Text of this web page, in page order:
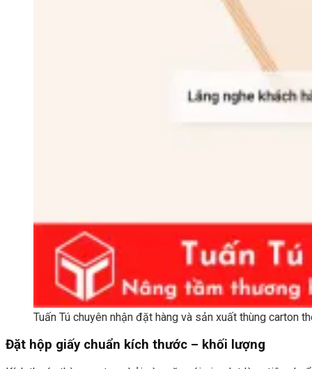
Tuấn Tú chuyên nhận đặt hàng và sản xuất thùng carton
Đặt hộp giấy chuẩn kích thước – khối lượng